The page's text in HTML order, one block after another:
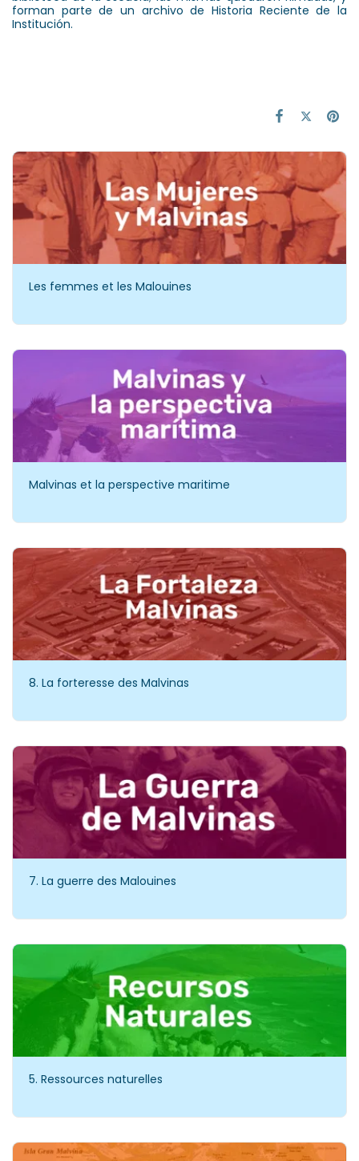
forman parte de un archivo de Historia Reciente de la
Institución.
Les femmes et les Malouines
Malvinas et la perspective maritime
8. La forteresse des Malvinas
7. La guerre des Malouines
5. Ressources naturelles